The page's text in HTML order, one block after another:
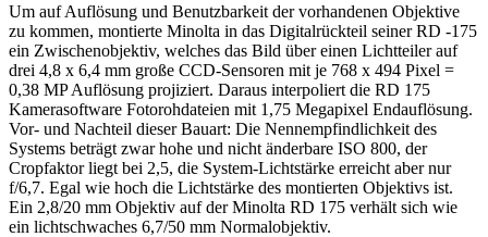
Um auf Auflösung und Benutzbarkeit der vorhandenen Objektive
zu kommen, montierte Minolta in das Digitalrückteil seiner RD -175
ein Zwischenobjektiv, welches das Bild über einen Lichtteiler auf
drei 4,8 x 6,4 mm große CCD-Sensoren mit je 768 x 494 Pixel =
0,38 MP Auflösung projiziert. Daraus interpoliert die RD 175
Kamerasoftware Fotorohdateien mit 1,75 Megapixel Endauflösung.
Vor- und Nachteil dieser Bauart: Die Nennempfindlichkeit des
Systems beträgt zwar hohe und nicht änderbare ISO 800, der
Cropfaktor liegt bei 2,5, die System-Lichtstärke erreicht aber nur
f/6,7. Egal wie hoch die Lichtstärke des montierten Objektivs ist.
Ein 2,8/20 mm Objektiv auf der Minolta RD 175 verhält sich wie
ein lichtschwaches 6,7/50 mm Normalobjektiv.